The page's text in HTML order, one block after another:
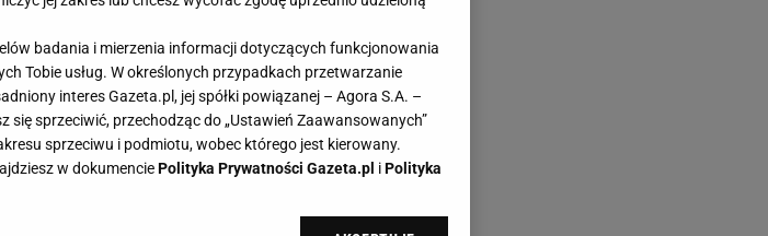
badania i mierzenia informacji dotyczących funkcjonowania
Tobie usług. W określonych przypadkach przetwarzanie
interes Gazeta.pl, jej spółki powiązanej – Agora S.A. –
sprzeciwić, przechodząc do „Ustawień Zaawansowanych”
sprzeciwu i podmiotu, wobec którego jest kierowany.
w dokumenciePolityka Prywatności Gazeta.pl iPolityka